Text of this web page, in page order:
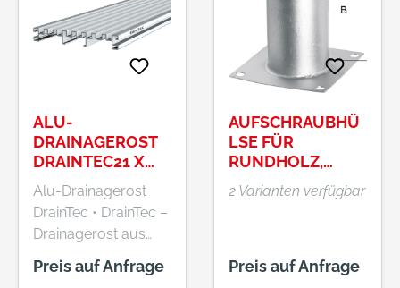
ALU-
DRAINAGEROST
DRAINTEC21 X
140 X 4000 MM
Alu-Drainagerost
DrainTec • DrainTec –
Drainagerost aus
Aluminium • Das
Anforderungsprofil
Preis auf Anfrage
AUFSCHRAUBHÜ
LSE FÜR
RUNDHOLZ,
FEUERVERZINKT
2 Varianten verfügbar
Preis auf Anfrage